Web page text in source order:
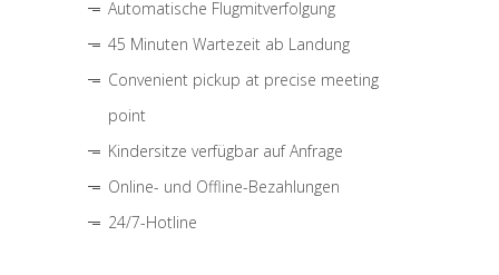
Automatische Flugmitverfolgung
45 Minuten Wartezeit ab Landung
Convenient pickup at precise meeting
point
Kindersitze verfügbar auf Anfrage
Online- und Offline-Bezahlungen
24/7-Hotline